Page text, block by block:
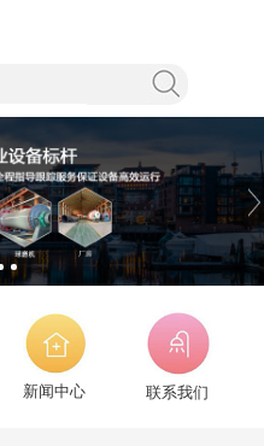
新闻中心 联系我们